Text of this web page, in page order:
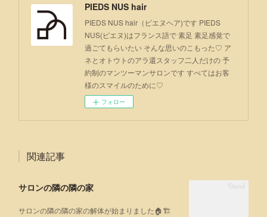
PIEDS NUS hair
PIEDS NUS hair（ピエヌヘア)です PIEDS
NUS(ピエヌ)はフランス語で 素足 素足感覚で
過ごてもらいたい そんな思いのこもった♡ ア
ネとオトウトのアラ還スタッフ二人だけの 予
約制のマンツーマンサロンです すべてはお客
様のスマイルのために♡
フォロー
関連記事
サロンの隣の隣の家
サロンの隣の隣の家の解体が始まりました🏠🏗